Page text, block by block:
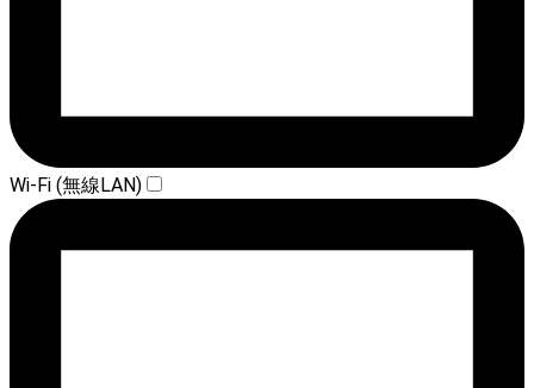
Wi-Fi (無線LAN)